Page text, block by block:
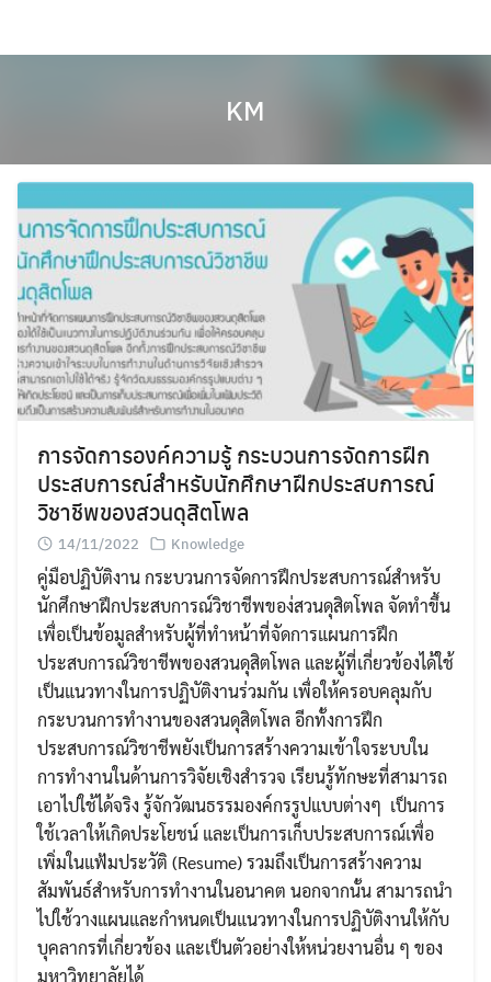
Search
for: Search
KM
การจัดการองค์ความรู้ กระบวนการจัดการฝึก
ประสบการณ์สำหรับนักศึกษาฝึกประสบการณ์
วิชาชีพของสวนดุสิตโพล
14/11/2022 Knowledge
คู่มือปฏิบัติงาน กระบวนการจัดการฝึกประสบการณ์สำหรับ
นักศึกษาฝึกประสบการณ์วิชาชีพของ่สวนดุสิตโพล จัดทําขึ้น
เพื่อเป็นข้อมูลสําหรับผู้ที่ทําหน้าที่จัดการแผนการฝึก
ประสบการณ์วิชาชีพของสวนดุสิตโพล และผู้ที่เกี่ยวข้องได้ใช้
เป็นแนวทางในการปฏิบัติงานร่วมกัน เพื่อให้ครอบคลุมกับ
กระบวนการทำงานของสวนดุสิตโพล อีกทั้งการฝึก
ประสบการณ์วิชาชีพยังเป็นการสร้างความเข้าใจระบบใน
การทำงานในด้านการวิจัยเชิงสำรวจ เรียนรู้ทักษะที่สามารถ
เอาไปใช้ได้จริง รู้จักวัฒนธรรมองค์กรรูปแบบต่างๆ เป็นการ
ใช้เวลาให้เกิดประโยชน์ และเป็นการเก็บประสบการณ์เพื่อ
เพิ่มในแฟ้มประวัติ (Resume) รวมถึงเป็นการสร้างความ
สัมพันธ์สำหรับการทำงานในอนาคต นอกจากนั้น สามารถนำ
ไปใช้วางแผนและกำหนดเป็นแนวทางในการปฏิบัติงานให้กับ
บุคลากรที่เกี่ยวข้อง และเป็นตัวอย่างให้หน่วยงานอื่น ๆ ของ
มหาวิทยาลัยได้